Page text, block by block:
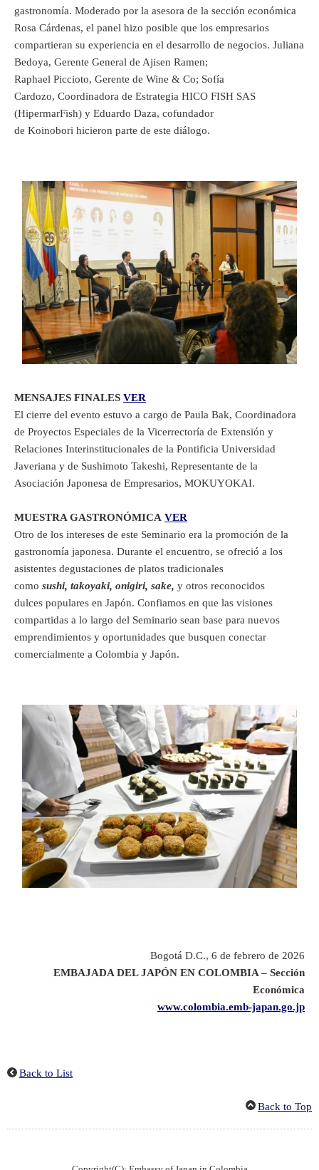
gastronomía. Moderado por la asesora de la sección económica
Rosa Cárdenas, el panel hizo posible que los empresarios
compartieran su experiencia en el desarrollo de negocios. Juliana
Bedoya, Gerente General de Ajisen Ramen;
Raphael Piccioto, Gerente de Wine & Co; Sofía
Cardozo, Coordinadora de Estrategia HICO FISH SAS
(HipermarFish) y Eduardo Daza, cofundador
de Koinobori hicieron parte de este diálogo.
MENSAJES FINALES VER
El cierre del evento estuvo a cargo de Paula Bak, Coordinadora
de Proyectos Especiales de la Vicerrectoría de Extensión y
Relaciones Interinstitucionales de la Pontificia Universidad
Javeriana y de Sushimoto Takeshi, Representante de la
Asociación Japonesa de Empresarios, MOKUYOKAI.
MUESTRA GASTRONÓMICA VER
Otro de los intereses de este Seminario era la promoción de la
gastronomía japonesa. Durante el encuentro, se ofreció a los
asistentes degustaciones de platos tradicionales
como sushi, takoyaki, onigiri, sake, y otros reconocidos
dulces populares en Japón. Confiamos en que las visiones
compartidas a lo largo del Seminario sean base para nuevos
emprendimientos y oportunidades que busquen conectar
comercialmente a Colombia y Japón.
Bogotá D.C., 6 de febrero de 2026
EMBAJADA DEL JAPÓN EN COLOMBIA – Sección
Económica
www.colombia.emb-japan.go.jp
Back to List
Back to Top